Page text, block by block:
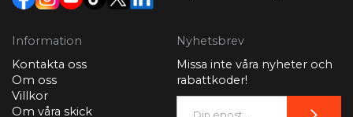
Information
Kontakta oss
Om oss
Villkor
Om våra skick
Nyhetsbrev
Missa inte våra nyheter och
rabattkoder!